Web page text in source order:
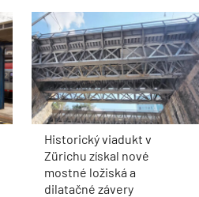
Historický viadukt v
Zürichu získal nové
mostné ložiská a
dilatačné závery